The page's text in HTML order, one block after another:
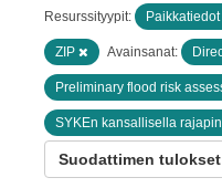
Resurssityypit:
ZIP Avainsanat:
Preliminary flood risk
SYKEn kansallisella
Suodattimen tulokset